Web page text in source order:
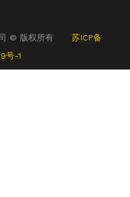
司 © 版权所有 苏ICP备
号-1